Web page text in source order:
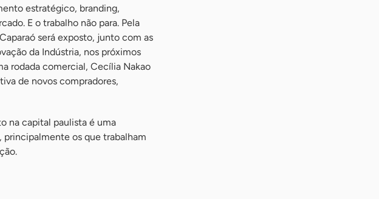
estratégico, branding,
E o trabalho não para. Pela
será exposto, junto com as
da Indústria, nos próximos
rodada comercial, Cecília Nakao
de novos compradores,
na capital paulista é uma
os que trabalham